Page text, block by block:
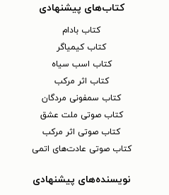
کتاب‌های پیشنهادی
کتاب بادام
کتاب کیمیاگر
کتاب اسب سیاه
کتاب اثر مرکب
کتاب سمفونی مردگان
کتاب صوتی ملت عشق
کتاب صوتی اثر مرکب
کتاب صوتی عادت‌های اتمی
نویسنده‌های پیشنهادی